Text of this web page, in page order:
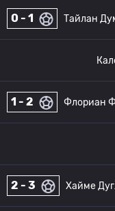
0 - 1 Тайлан
1 - 2 Флориан
2 - 3 Хайме